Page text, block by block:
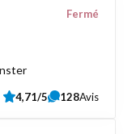
Fermé
4,71/5 128Avis